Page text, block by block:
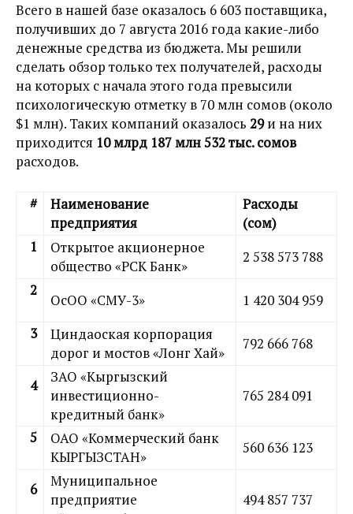
Всего в нашей базе оказалось 6 603 поставщика,
получивших до 7 августа 2016 года какие-либо
денежные средства из бюджета. Мы решили
сделать обзор только тех получателей, расходы
на которых с начала этого года превысили
психологическую отметку в 70 млн сомов (около
$1 млн). Таких компаний оказалось 29и на них
приходится 10 млрд 187 млн 532 тыс. сомов
расходов.
#
Наименование
предприятия
Расходы
(сом)
1
Открытое акционерное
общество «РСК Банк»
2 538 573 788
2
ОсОО «СМУ-3»
1 420 304 959
3
Циндаоская корпорация
дорог и мостов «Лонг Хай»
792 666 768
4
ЗАО «Кыргызский
инвестиционно-
кредитный банк»
765 284 091
5
ОАО «Коммерческий банк
КЫРГЫЗСТАН»
560 636 123
6
Муниципальное
предприятие
494 857 737